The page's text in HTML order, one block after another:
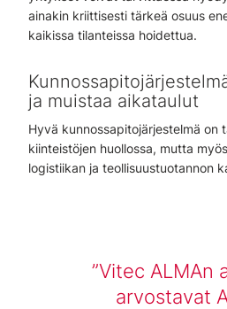
ainakin kriittisesti tärkeä osuus
kaikissa tilanteissa hoidettua.
ja muistaa aikataulut
Hyvä kunnossapitojärjestelmä on
kiinteistöjen huollossa, mutta
logistiikan ja teollisuustuotannon
Vitec ALMAn
arvostavat